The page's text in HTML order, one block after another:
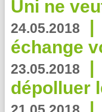
Uni ne
24.05.2018 |
échange
23.05.2018 |
dépolluer